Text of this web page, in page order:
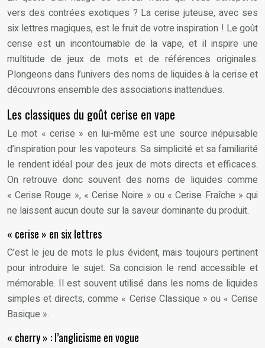
vers des contrées exotiques ? La cerise juteuse, avec ses
six lettres magiques, est le fruit de votre inspiration ! Le goût
cerise est un incontournable de la vape, et il inspire une
multitude de jeux de mots et de références originales.
Plongeons dans l’univers des noms de liquides à la cerise et
découvrons ensemble des associations inattendues.
Les classiques du goût cerise en vape
Le mot « cerise » en lui-même est une source inépuisable
d’inspiration pour les vapoteurs. Sa simplicité et sa familiarité
le rendent idéal pour des jeux de mots directs et efficaces.
On retrouve donc souvent des noms de liquides comme
« Cerise Rouge », « Cerise Noire » ou « Cerise Fraîche » qui
ne laissent aucun doute sur la saveur dominante du produit.
« cerise » en six lettres
C’est le jeu de mots le plus évident, mais toujours pertinent
pour introduire le sujet. Sa concision le rend accessible et
mémorable. Il est souvent utilisé dans les noms de liquides
simples et directs, comme « Cerise Classique » ou « Cerise
Basique ».
« cherry » : l’anglicisme en vogue